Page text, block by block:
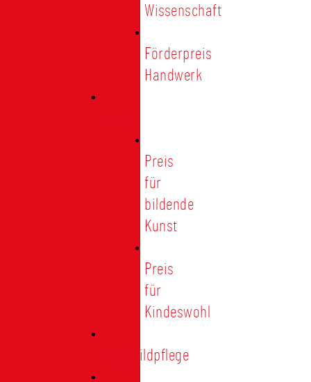
Wissenschaft
Förderpreis
Handwerk
Preis
für
bildende
Kunst
Preis
für
Kindeswohl
Stadtbildpflege